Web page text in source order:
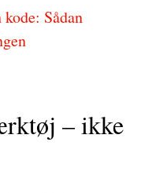
Sådan
– ikke